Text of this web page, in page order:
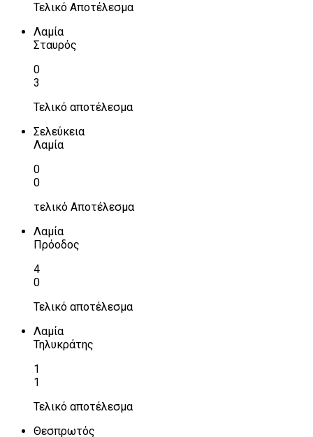
Τελικό Αποτέλεσμα
Λαμία
Σταυρός
0
3
Τελικό αποτέλεσμα
Σελεύκεια
Λαμία
0
0
τελικό Αποτέλεσμα
Λαμία
Πρόοδος
4
0
Τελικό αποτέλεσμα
Λαμία
Τηλυκράτης
1
1
Τελικό αποτέλεσμα
Θεσπρωτός